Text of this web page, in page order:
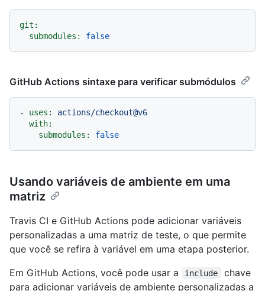
git:
submodules:
false
GitHub Actions sintaxe para verificar submódulos
- uses:
actions/checkout@v6
with:
submodules:
false
Usando variáveis de ambiente em uma
matriz
Travis CI e GitHub Actions pode adicionar variáveis
personalizadas a uma matriz de teste, o que permite
que você se refira à variável em uma etapa posterior.
Em GitHub Actions, você pode usar a
include
chave
para adicionar variáveis de ambiente personalizadas a